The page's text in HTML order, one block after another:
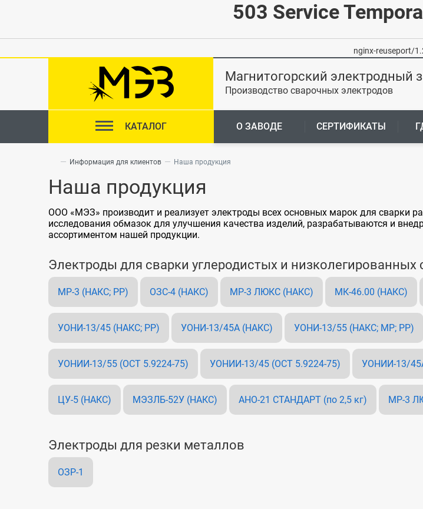
503 Service
nginx-reuseport/
Магнитогорский электродный
Производство сварочных электродов
КАТАЛОГ О ЗАВОДЕ СЕРТИФИКАТЫ
— Информация для клиентов — Наша продукция
Наша продукция
ООО «МЭЗ» производит и реализует электроды всех основных марок для сварки
исследования обмазок для улучшения качества изделий, разрабатываются и
ассортиментом нашей продукции.
Электроды для сварки углеродистых и низколегированных
МР-3 (НАКС; РР) ОЗС-4 (НАКС) МР-3 ЛЮКС (НАКС) МК-46.00 (НАКС)
УОНИ-13/45 (НАКС; РР) УОНИ-13/45А (НАКС) УОНИ-13/55 (НАКС; МР; РР)
УОНИИ-13/55 (ОСТ 5.9224-75) УОНИИ-13/45 (ОСТ 5.9224-75) УОНИИ-13/
ЦУ-5 (НАКС) МЭЗЛБ-52У (НАКС) АНО-21 СТАНДАРТ (по 2,5 кг) МР-3
Электроды для резки металлов
ОЗР-1